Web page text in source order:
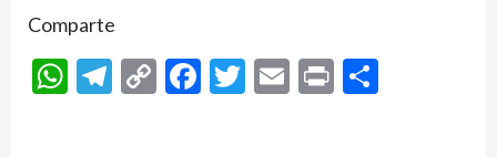
Comparte
WhatsApp
Telegram
CopyFacebook
Twitter
Email
Print